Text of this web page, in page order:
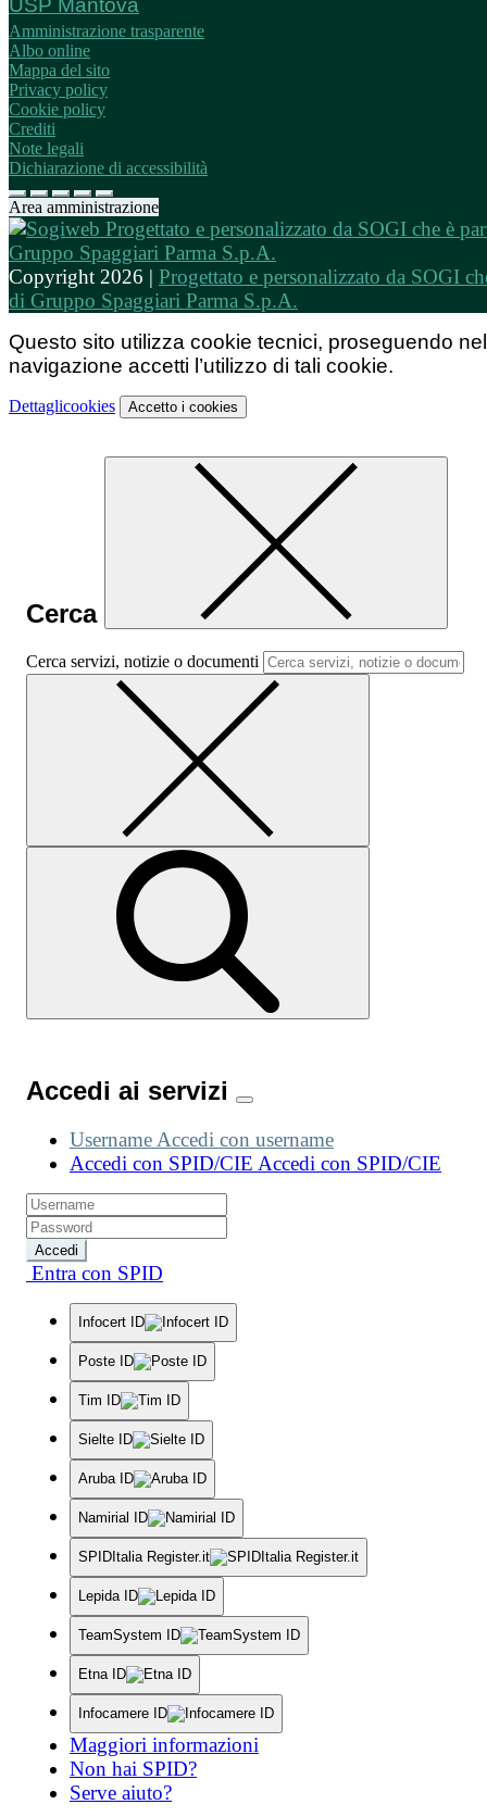
Amministrazione trasparente
Albo online
Mappa del sito
Privacy policy
Cookie policy
Crediti
Note legali
Dichiarazione di accessibilità
Area amministrazione
Copyright 2026 | Progettato e personalizzato da SOGI
di Gruppo Spaggiari Parma S.p.A.
Questo sito utilizza cookie tecnici, proseguendo
navigazione accetti l’utilizzo di tali cookie.
Dettaglicookies Accetto i cookies
Cerca
Cerca servizi, notizie o documenti
Accedi ai servizi
Username Accedi con username
Accedi con SPID/CIE Accedi con SPID/CIE
Accedi
Entra con SPID
Infocert ID
Poste ID
Tim ID
Sielte ID
Aruba ID
Namirial ID
SPIDItalia Register.it
Lepida ID
TeamSystem ID
Etna ID
Infocamere ID
Maggiori informazioni
Non hai SPID?
Serve aiuto?